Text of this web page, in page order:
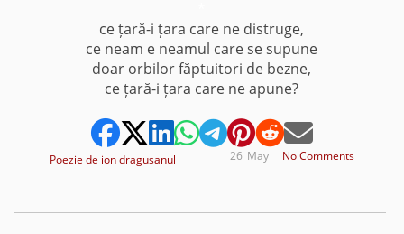
ce țară-i țara care ne distruge,
ce neam e neamul care se supune
doar orbilor făptuitori de bezne,
ce țară-i țara care ne apune?
Poezie de ion dragusanul No Comments
May
26